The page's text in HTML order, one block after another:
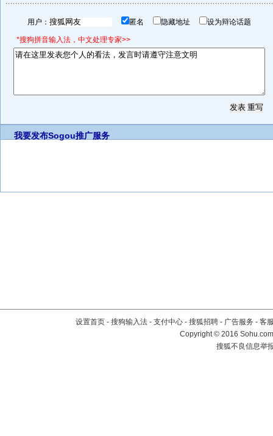
用户： 匿名 隐藏地址 设为辩论话题
*搜狗拼音输入法，中文处理专家>>
我要发布Sogou推广服务
设置首页 - 搜狗输入法 - 支付中心 - 搜狐招聘 - 广告服务 - 客
Copyright©2016
搜狐不良信息举